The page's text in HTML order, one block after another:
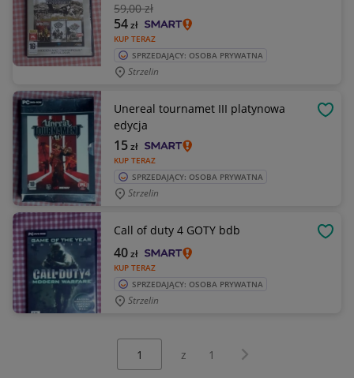
59,00 zł
KUP TERAZ
54zł
SPRZEDAJĄCY: OSOBA PRYWATNA
Strzelin
Unereal tournamet III platynowa
edycja
KUP TERAZ
15zł
SPRZEDAJĄCY: OSOBA PRYWATNA
Strzelin
Call of duty 4 GOTY bdb
KUP TERAZ
40zł
SPRZEDAJĄCY: OSOBA PRYWATNA
Strzelin
z 1 Następna strona